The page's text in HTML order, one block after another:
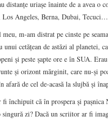
distanţe uriaşe înainte de a avea o
Los Angeles, Berna, Dubai, Tecuci…
m-am distrat pe cinste pe
unui cetăţean de astăzi al planetei,
şi peste şapte ore e în SUA.
şi orizont mărginit, care nu-şi
afară de cel de-acasă la slujbă şi
fi închipuit că în prospera şi paşnica
zi? Dacă un scriitor ar fi